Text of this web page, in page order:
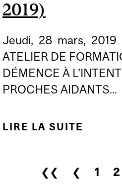
2019)
Jeudi, 28 mars, 2019
ATELIER DE
DÉMENCE À
PROCHES AIDANTS...
LIRE LA SUITE
Pages
❮❮ ❮ 1 2